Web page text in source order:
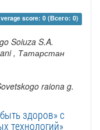
score: 0 (Всего: 0)
Soiuza S.A.
, Татарстан
raiona g.
здоров» с
технологий»